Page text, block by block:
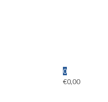
0
€0,00